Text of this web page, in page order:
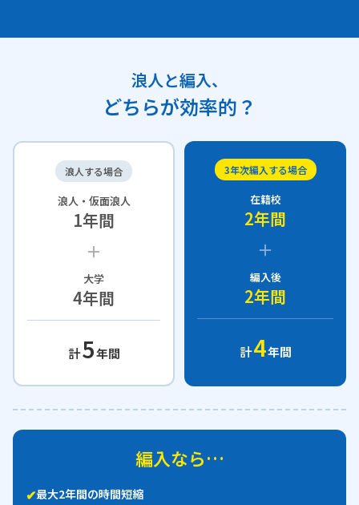
浪人と編入、
どちらが効率的？
浪人する場合
浪人・仮面浪人
1年間
＋
大学
4年間
計5年間
3年次編入する場合
在籍校
2年間
＋
編入後
2年間
計4年間
編入なら…
✔最大2年間の時間短縮